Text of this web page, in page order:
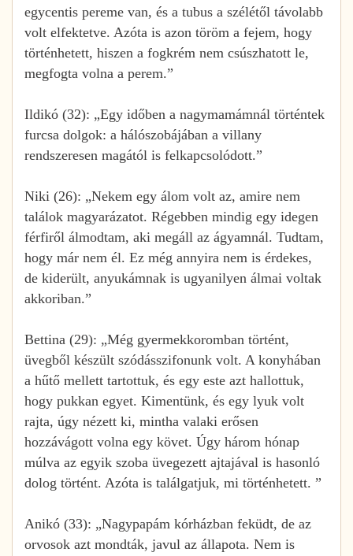
egycentis pereme van, és a tubus a szélétől távolabb
volt elfektetve. Azóta is azon töröm a fejem, hogy
történhetett, hiszen a fogkrém nem csúszhatott le,
megfogta volna a perem.”
Ildikó (32): „Egy időben a nagymamámnál történtek
furcsa dolgok: a hálószobájában a villany
rendszeresen magától is felkapcsolódott.”
Niki (26): „Nekem egy álom volt az, amire nem
találok magyarázatot. Régebben mindig egy idegen
férfiről álmodtam, aki megáll az ágyamnál. Tudtam,
hogy már nem él. Ez még annyira nem is érdekes,
de kiderült, anyukámnak is ugyanilyen álmai voltak
akkoriban.”
Bettina (29): „Még gyermekkoromban történt,
üvegből készült szódásszifonunk volt. A konyhában
a hűtő mellett tartottuk, és egy este azt hallottuk,
hogy pukkan egyet. Kimentünk, és egy lyuk volt
rajta, úgy nézett ki, mintha valaki erősen
hozzávágott volna egy követ. Úgy három hónap
múlva az egyik szoba üvegezett ajtajával is hasonló
dolog történt. Azóta is találgatjuk, mi történhetett. ”
Anikó (33): „Nagypapám kórházban feküdt, de az
orvosok azt mondták, javul az állapota. Nem is